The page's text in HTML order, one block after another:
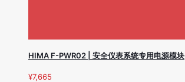
HIMA F-PWR02 | 安全仪表系统专用电源模块
¥7,665